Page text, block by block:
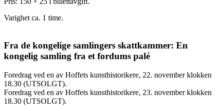
Varighet ca. 1 time.
Fra de kongelige samlingers skattkammer: En
kongelig samling fra et fordums palé
Foredrag ved en av Hoffets kunsthistorikere, 22. november klokken
18.30 (UTSOLGT).
Foredrag ved en av Hoffets kunsthistorikere, 23. november klokken
18.30 (UTSOLGT).